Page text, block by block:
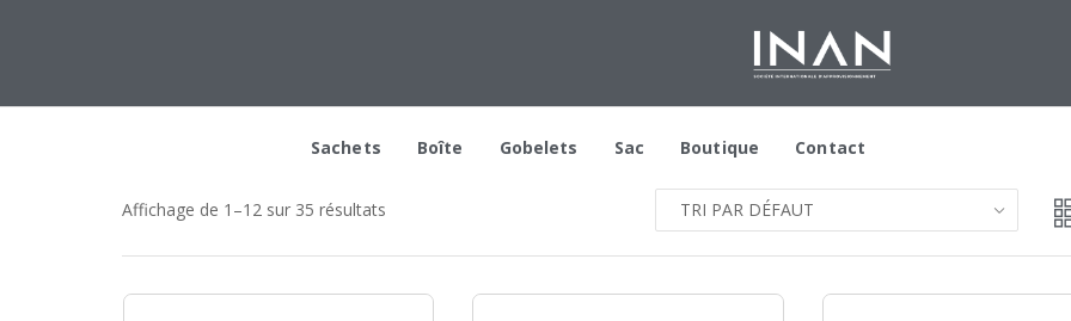
Sachets Boîte Gobelets Sac Boutique Contact
Affichage de 1–12 sur 35 résultats